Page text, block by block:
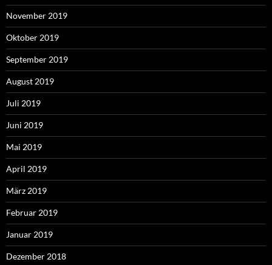
November 2019
Oktober 2019
September 2019
August 2019
Juli 2019
Juni 2019
Mai 2019
April 2019
März 2019
Februar 2019
Januar 2019
Dezember 2018